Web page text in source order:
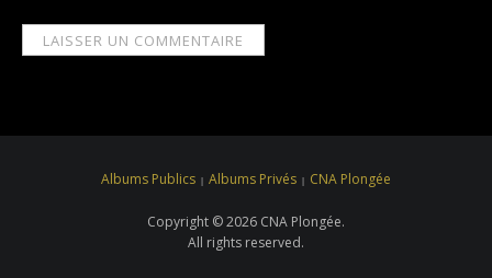
Albums Publics Albums Privés CNA Plongée
Copyright © 2026 CNA Plongée.
All rights reserved.